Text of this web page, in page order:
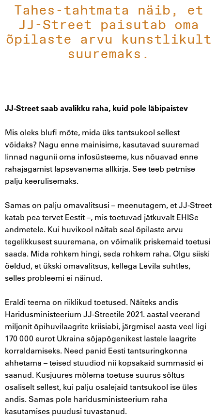
Tahes-tahtmata näib, et
JJ-Street paisutab oma
õpilaste arvu kunstlikult
suuremaks.
JJ-Street saab avalikku raha, kuid pole läbipaistev
Mis oleks blufi mõte, mida üks tantsukool sellest
võidaks? Nagu enne mainisime, kasutavad suuremad
linnad nagunii oma infosüsteeme, kus nõuavad enne
rahajagamist lapsevanema allkirja. See teeb petmise
palju keerulisemaks.
Samas on palju omavalitsusi – meenutagem, et JJ-Street
katab pea tervet Eestit –, mis toetuvad jätkuvalt EHISe
andmetele. Kui huvikool näitab seal õpilaste arvu
tegelikkusest suuremana, on võimalik priskemaid toetusi
saada. Mida rohkem hingi, seda rohkem raha. Olgu siiski
öeldud, et ükski omavalitsus, kellega Levila suhtles,
selles probleemi ei näinud.
Eraldi teema on riiklikud toetused. Näiteks andis
Haridusministeerium JJ-Streetile 2021. aastal veerand
miljonit õpihuvilaagrite kriisiabi, järgmisel aasta veel ligi
170 000 eurot Ukraina sõjapõgenikest lastele laagrite
korraldamiseks. Need panid Eesti tantsuringkonna
ahhetama – teised stuudiod nii kopsakaid summasid ei
saanud. Kusjuures mõlema toetuse suurus sõltus
osaliselt sellest, kui palju osalejaid tantsukool ise üles
andis. Samas pole haridusministeerium raha
kasutamises puudusi tuvastanud.